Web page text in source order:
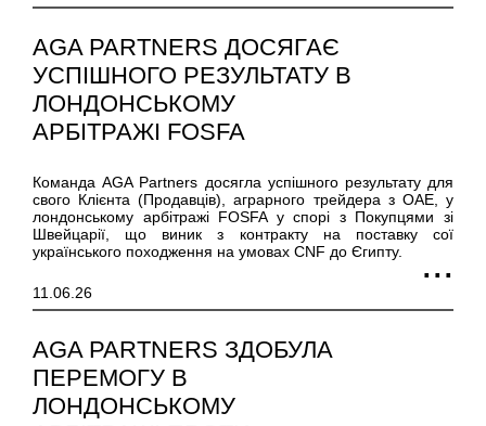
AGA PARTNERS ДОСЯГАЄ
УСПІШНОГО РЕЗУЛЬТАТУ В
ЛОНДОНСЬКОМУ
АРБІТРАЖІ FOSFA
Команда AGA Partners досягла успішного результату для
свого Клієнта (Продавців), аграрного трейдера з ОАЕ, у
лондонському арбітражі FOSFA у спорі з Покупцями зі
Швейцарії, що виник з контракту на поставку сої
українського походження на умовах CNF до Єгипту.
11.06.26
AGA PARTNERS ЗДОБУЛА
ПЕРЕМОГУ В
ЛОНДОНСЬКОМУ